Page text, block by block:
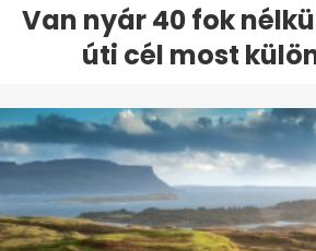
Van nyár 40 fok
úti cél most